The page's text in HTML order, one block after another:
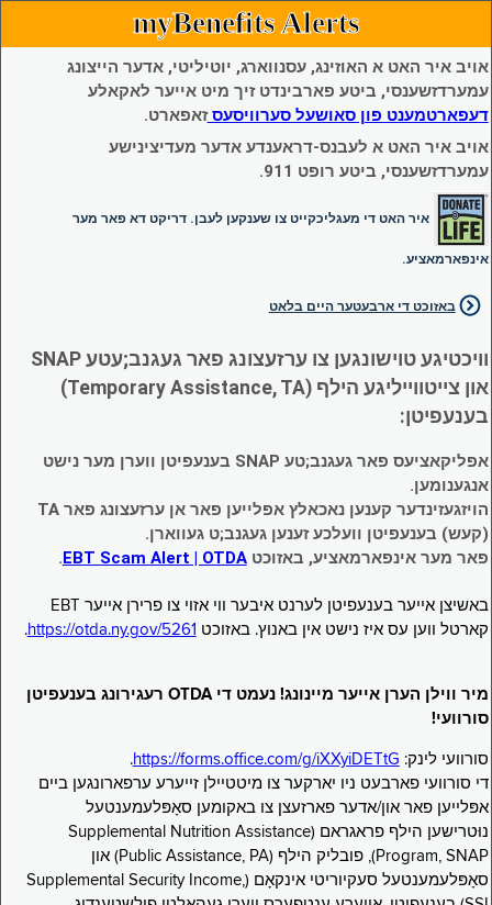
myBenefits Alerts
אויב איר האט א האוזינג, עסנווארג, יוטיליטי, אדער הייצונג
עמערדזשענסי, ביטע פארבינדט זיך מיט אייער לאקאלע
דעפארטמענט פון סאושעל סערוויסעסזאפארט.
אויב איר האט א לעבנס-דראענדע אדער מעדיצינישע
עמערדזשענסי, ביטע רופט 911.
איר האט די מעגליכקייט צו שענקען לעבן. דריקט דא פאר מער
אינפארמאציע.
באזוכט די ארבעטער היים בלאט
וויכטיגע טוישונגען צו ערזעצונג פאר געגנב;עטע SNAP
און צייטווייליגע הילף (Temporary Assistance, TA)
בענעפיטן:
אפליקאציעס פאר געגנב;טע SNAP בענעפיטן ווערן מער נישט
אנגענומען.
הויזגעזינדער קענען נאכאלץ אפּלייען פאר אן ערזעצונג פאר TA
(קעש) בענעפיטן וועלכע זענען געגנב;ט געווארן.
פאר מער אינפארמאציע, באזוכטEBT Scam Alert | OTDA
.
באשיצן אייער בענעפיטן לערנט איבער ווי אזוי צו פרירן אייער EBT
קארטל ווען עס איז נישט אין באנוץ. באזוכט https://otda.ny.gov/5261
.
מיר ווילן הערן אייער מיינונג! נעמט די OTDA רעגירונג בענעפיטן
סורוועי!
סורוועי לינק: https://forms.office.com/g/iXXyiDETtG
.
די סורוועי פארבעט ניו יארקער צו מיטטיילן זייערע ערפארונגען ביים
אפּלייען פאר און/אדער פארזעצן צו באקומען סאָפּלעמענטעל
נוּטרישען הילף פראגראם (Supplemental Nutrition Assistance
Program, SNAP), פובליק הילף (Public Assistance, PA) און
סאָפּלעמענטעל סעקיוריטי אינקאָם (Supplemental Security Income,